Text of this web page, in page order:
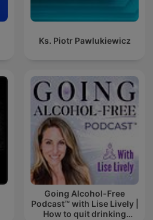
Ks. Piotr Pawlukiewicz
Going Alcohol-Free
Podcast™ with Lise Lively |
How to quit drinking